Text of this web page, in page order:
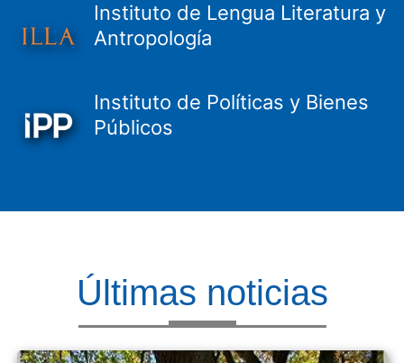
Instituto de Lengua Literatura y
Antropología
Instituto de Políticas y Bienes
Públicos
Últimas noticias